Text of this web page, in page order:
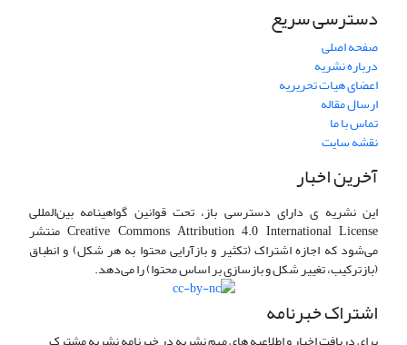
دسترسی سریع
صفحه اصلی
درباره نشریه
اعضای هیات تحریریه
ارسال مقاله
تماس با ما
نقشه سایت
آخرین اخبار
این نشریه ی دارای دسترسی باز، تحت قوانین گواهینامه بین‌المللی
Creative Commons Attribution 4.0 International License منتشر
می‌شود که اجازه اشتراک (تکثیر و بازآرایی محتوا به هر شکل) و انطباق
(بازترکیب، تغییر شکل و بازسازی بر اساس محتوا) را می‌دهد.
اشتراک خبرنامه